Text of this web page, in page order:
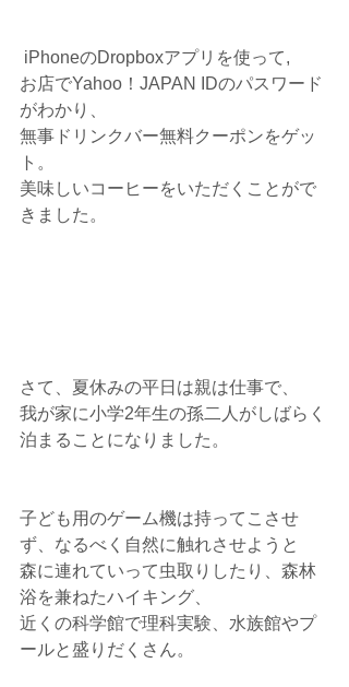
iPhoneのDropboxアプリを使って,
お店でYahoo！JAPAN IDのパスワード
がわかり、
無事ドリンクバー無料クーポンをゲッ
ト。
美味しいコーヒーをいただくことがで
きました。
さて、夏休みの平日は親は仕事で、
我が家に小学2年生の孫二人がしばらく
泊まることになりました。
子ども用のゲーム機は持ってこさせ
ず、なるべく自然に触れさせようと
森に連れていって虫取りしたり、森林
浴を兼ねたハイキング、
近くの科学館で理科実験、水族館やプ
ールと盛りだくさん。